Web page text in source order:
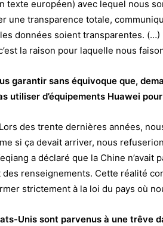
texte européen) avec lequel nous
une transparence totale,
données soient transparentes.
la raison pour laquelle nous
garantir sans équivoque que,
utiliser d’équipements Huawei
des trente dernières années,
si ça devait arriver, nous
a déclaré que la Chine n’avait
renseignements. Cette réalité
strictement à la loi du pays où
Unis sont parvenus à une trêve